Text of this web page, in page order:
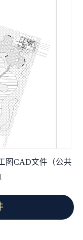
图CAD文件（公共